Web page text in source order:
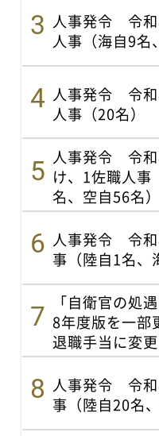
人事発令 令和
人事（海自9名
人事発令 令和
人事（20名）
人事発令 令和
け、1佐職人事
名、空自56名）
人事発令 令和
事（陸自1名、
「自衛官の処
8年度版を一
退職手当に変更
人事発令 令和
事（陸自20名